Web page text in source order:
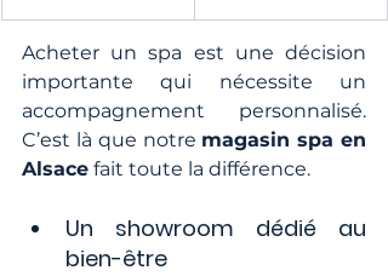
Acheter un spa est une décision
importante qui nécessite un
accompagnement personnalisé.
C’est là que notre magasin spa en
Alsace fait toute la différence.
Un showroom dédié au
bien-être